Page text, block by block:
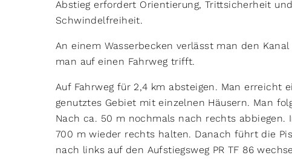
Abstieg erfordert Orientierung, Trittsicherheit
Schwindelfreiheit.
An einem Wasserbecken verlässt man den
man auf einen Fahrweg trifft.
Auf Fahrweg für 2,4 km absteigen. Man erreicht
genutztes Gebiet mit einzelnen Häusern. Man
Nach ca. 50 m nochmals nach rechts
700 m wieder rechts halten. Danach führt die
nach links auf den Aufstiegsweg PR TF 86